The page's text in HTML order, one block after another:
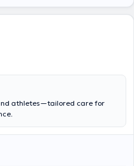
athletes—tailored care for